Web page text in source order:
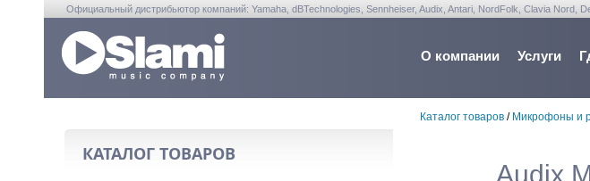
Официальный дистрибьютор компаний: Yamaha, dBTechnologies, Sennheiser, Audix, Antari, NordFolk, Clavia Nord,
О компании Услуги
КАТАЛОГ ТОВАРОВ
Каталог товаров / Микрофоны и
Audix